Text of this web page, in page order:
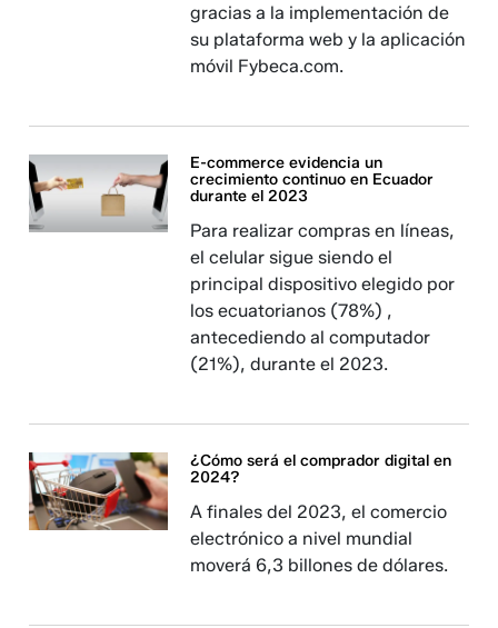
gracias a la implementación de
su plataforma web y la aplicación
móvil Fybeca.com.
E-commerce evidencia un
crecimiento continuo en Ecuador
durante el 2023
Para realizar compras en líneas,
el celular sigue siendo el
principal dispositivo elegido por
los ecuatorianos (78%) ,
antecediendo al computador
(21%), durante el 2023.
¿Cómo será el comprador digital en
2024?
A finales del 2023, el comercio
electrónico a nivel mundial
moverá 6,3 billones de dólares.